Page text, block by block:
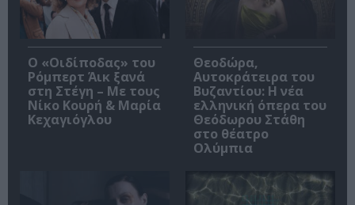
O «Οιδίποδας» του
Ρόμπερτ Άικ ξανά
στη Στέγη – Με τους
Νίκο Κουρή & Μαρία
Κεχαγιόγλου
Θεοδώρα,
Αυτοκράτειρα του
Βυζαντίου: Η νέα
ελληνική όπερα του
Θεόδωρου Στάθη
στο θέατρο
Ολύμπια